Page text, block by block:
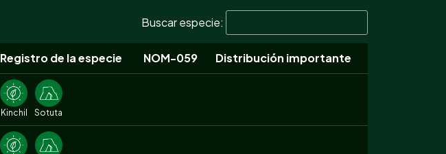
Buscar especie:
Registro de la especie NOM-059 Distribución importante
Kinchil Sotuta